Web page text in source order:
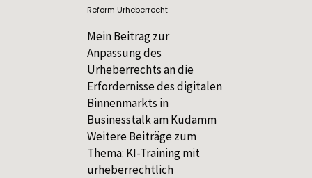
Reform Urheberrecht
Mein Beitrag zur
Anpassung des
Urheberrechts an die
Erfordernisse des digitalen
Binnenmarkts in
Businesstalk am Kudamm
Weitere Beiträge zum
Thema: KI-Training mit
urheberrechtlich